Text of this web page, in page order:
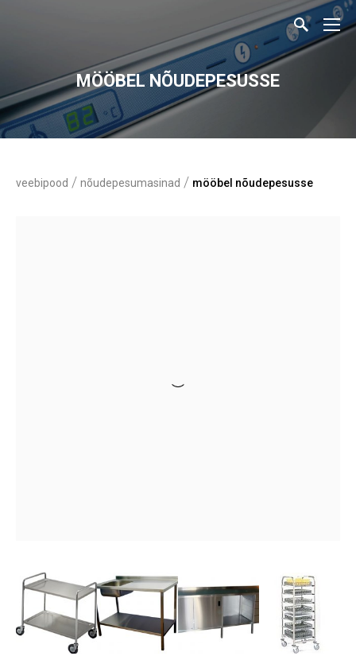
MÖÖBEL NÕUDEPESUSSE
veebipood / nõudepesumasinad / mööbel nõudepesusse